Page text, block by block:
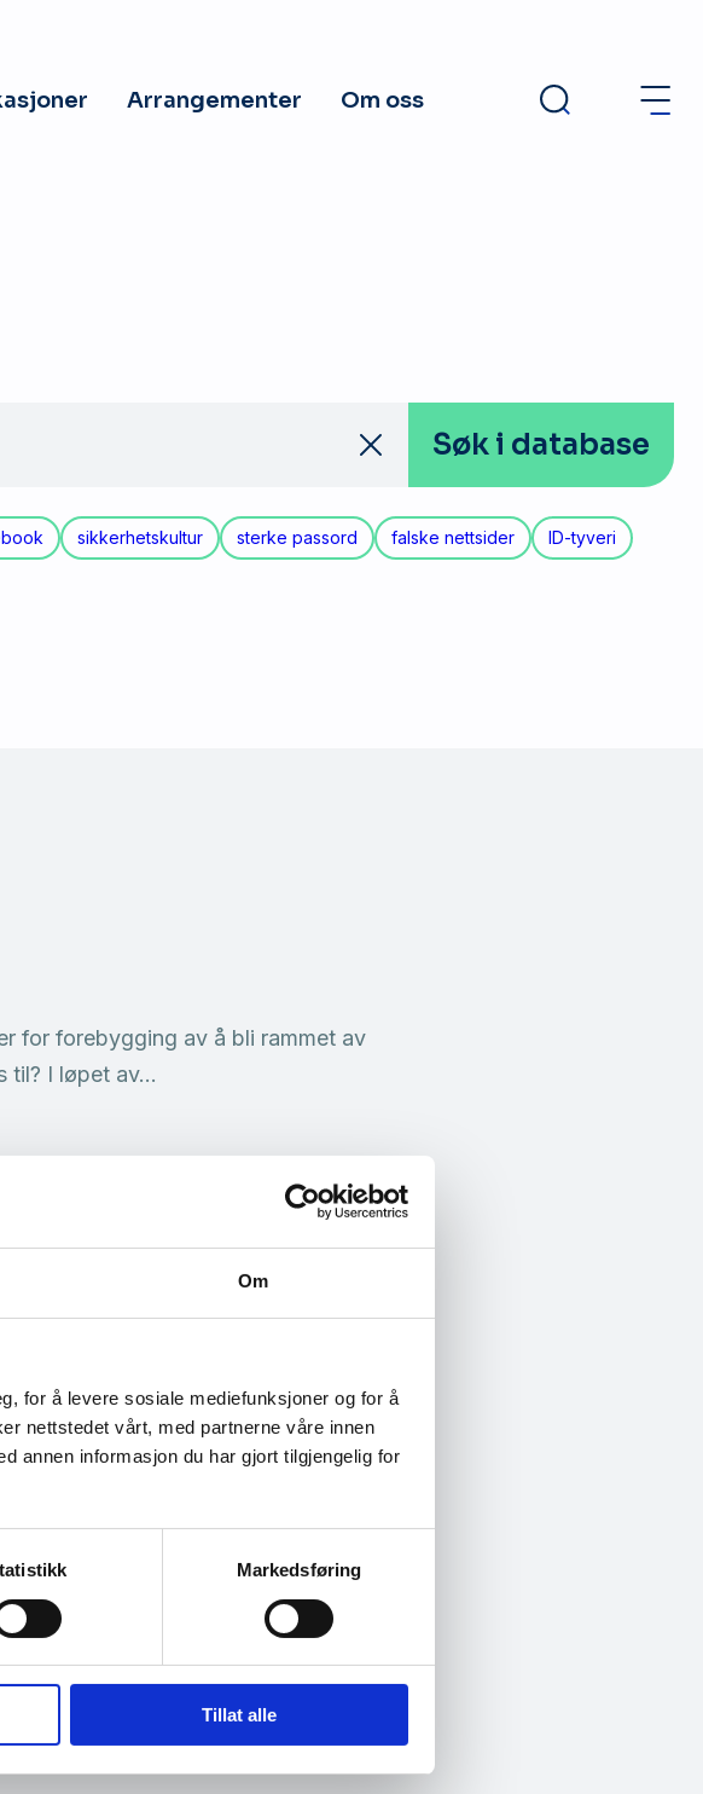
Om
for å levere sosiale mediefunksjoner og for å
nettstedet vårt, med partnerne våre innen
annen informasjon du har gjort tilgjengelig for
Markedsføring
Tillat alle
Arrangementer Om oss
Søk i database
sikkerhetskultur sterke passord falske nettsider ID-tyveri
for forebygging av å bli rammet av
til? I løpet av…
av oss får jevnlig e-post fra
økt bruk avkunstig
og digital sikkerhetskultur
Populære søk:kunstig
sterke passord falske